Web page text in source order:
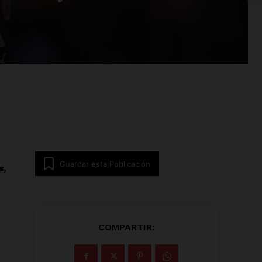
Guardar esta Publicación
COMPARTIR: